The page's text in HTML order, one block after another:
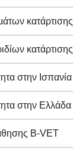
κατάρτισης
κατάρτισης
στην Ισπανία
στην Ελλάδα
B-VET